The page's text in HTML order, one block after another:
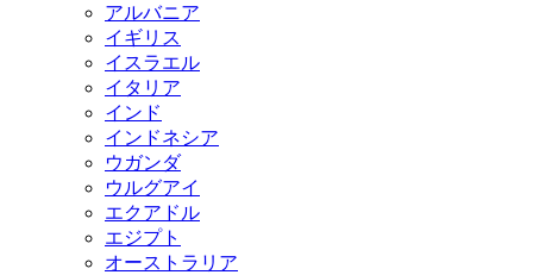
アルバニア
イギリス
イスラエル
イタリア
インド
インドネシア
ウガンダ
ウルグアイ
エクアドル
エジプト
オーストラリア